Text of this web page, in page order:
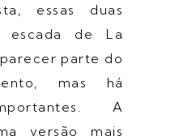
essas duas
escada de La
parte do
mas há
A
versão mais